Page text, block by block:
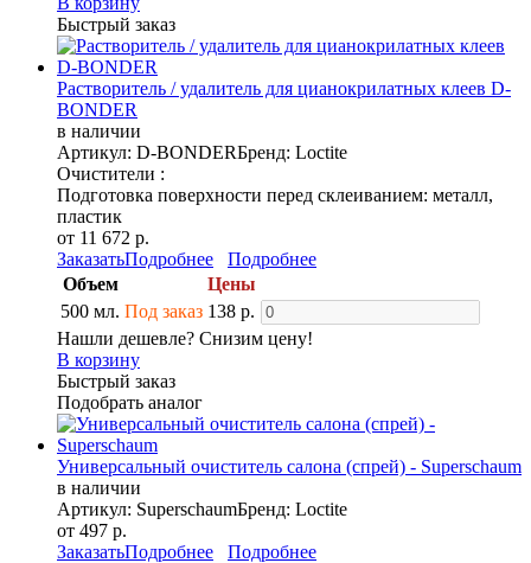
Быстрый заказ
Растворитель / удалитель для цианокрилатных клеев D-
BONDER
в наличии
Артикул: D-BONDERБренд: Loctite
Очистители :
Подготовка поверхности перед склеиванием: металл,
пластик
от 11 672 р.
ЗаказатьПодробнее
Подробнее
Объем
Цены
500 мл. Под заказ 138 р.
Нашли дешевле? Снизим цену!
В корзину
Быстрый заказ
Подобрать аналог
Универсальный очиститель салона (спрей) - Superschaum
в наличии
Артикул: SuperschaumБренд: Loctite
от 497 р.
ЗаказатьПодробнее
Подробнее